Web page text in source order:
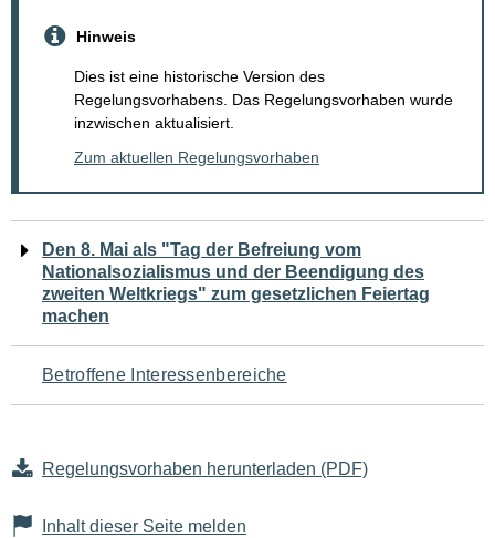
Hinweis
Dies ist eine historische Version des
Regelungsvorhabens. Das Regelungsvorhaben wurde
inzwischen aktualisiert.
Zum aktuellen Regelungsvorhaben
Navigation
für
den
Seiteninhalt
Den 8. Mai als "Tag der Befreiung vom
Nationalsozialismus und der Beendigung des
zweiten Weltkriegs" zum gesetzlichen Feiertag
machen
Betroffene Interessenbereiche
Regelungsvorhaben herunterladen (PDF)
Inhalt dieser Seite melden